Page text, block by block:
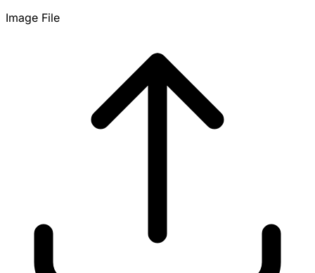
Image File